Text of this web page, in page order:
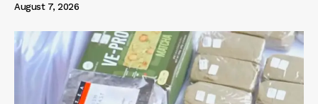
August 7, 2026